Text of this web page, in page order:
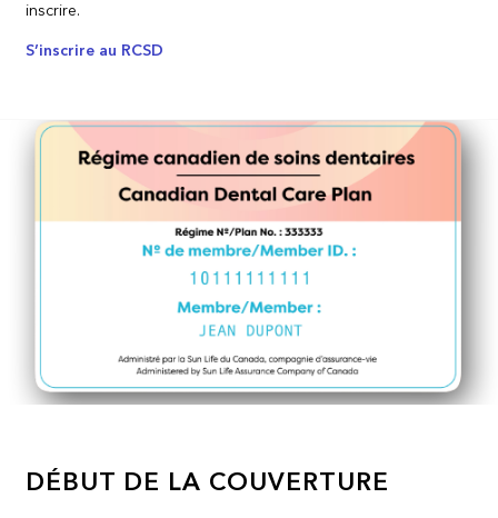
inscrire.
S’inscrire au RCSD
DÉBUT DE LA COUVERTURE